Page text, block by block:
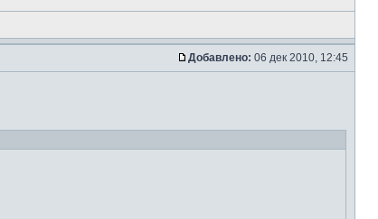
Добавлено: 06 дек 2010, 12:45